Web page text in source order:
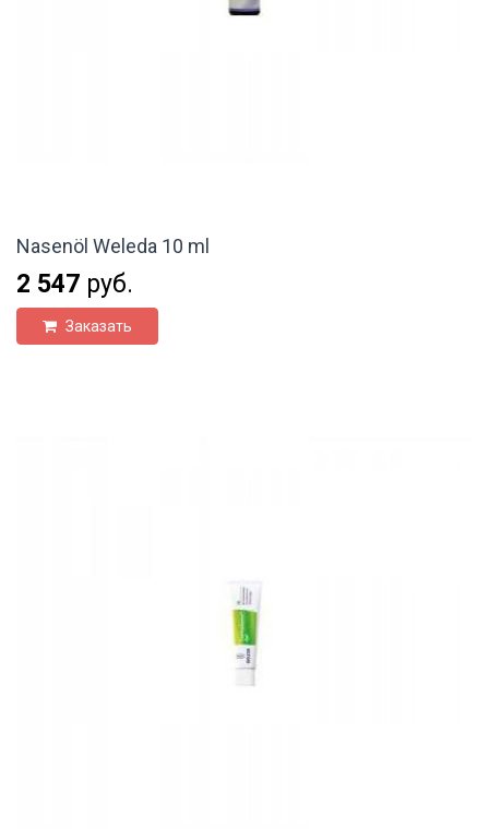
Nasenöl Weleda 10 ml
2 547 руб.
Заказать